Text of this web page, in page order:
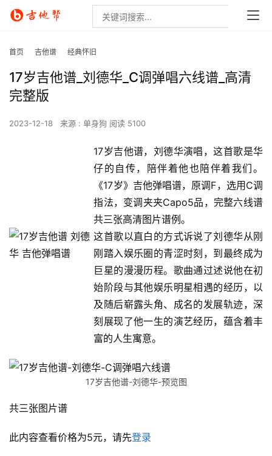
首页 吉他谱 经典怀旧
17岁吉他谱_刘德华_C调弹唱六线谱_高清
完整版
2023-12-18 来源 : 单身狗 阅读 5100
17岁吉他谱，刘德华演唱，这首歌是华
仔的自传，陪伴着他也陪伴着我们。
《17岁》吉他弹唱谱，原调F，选用C调
指法，变调夹夹Capo5品，完整六线谱
共三张高清图片谱例。
这首歌以直白的方式诉说了刘德华从刚
刚踏入娱乐圈的青涩时刻，到最终成为
巨星的漫漫历程。歌曲通过述说他在初
始阶段与其他娱乐明星相遇的经历，以
及随后崭露头角、成名的发展轨迹，深
刻展现了他一生的演艺经历，蕴含着丰
富的人生寓意。
17岁吉他谱-刘德华-预览图
共三张图片谱
此内容查看价格为5元，请先登录